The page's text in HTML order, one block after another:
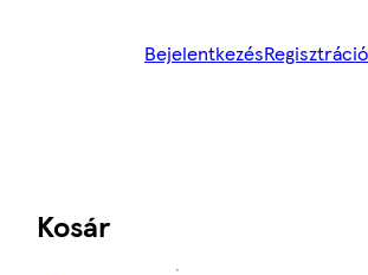
BejelentkezésRegisztráció
Kosár